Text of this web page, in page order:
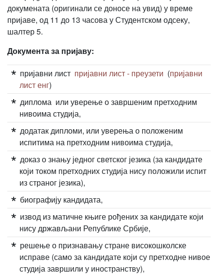
докумената (оригинали се доносе на увид) у време
пријаве, од 11 до 13 часова у Студентском одсеку,
шалтер 5.
Документа за пријаву:
пријавни лист пријавни лист - преузети (пријавни
лист енг)
диплома или уверење о завршеним претходним
нивоима студија,
додатак дипломи, или уверења о положеним
испитима на претходним нивоима студија,
доказ о знању једног светског језика (за кандидате
који током претходних студија нису положили испит
из страног језика),
биографију кандидата,
извод из матичне књиге рођених за кандидате који
нису држављани Републике Србије,
решење о признавању стране високошколске
исправе (само за кандидате који су претходне нивое
студија завршили у иностранству),